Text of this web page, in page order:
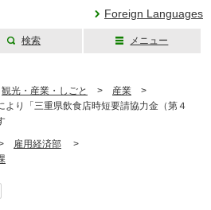
Foreign Languages
検索 メニュー
観光・産業・しごと > 産業 >
り「三重県飲食店時短要請協力金（第４
雇用経済部 >